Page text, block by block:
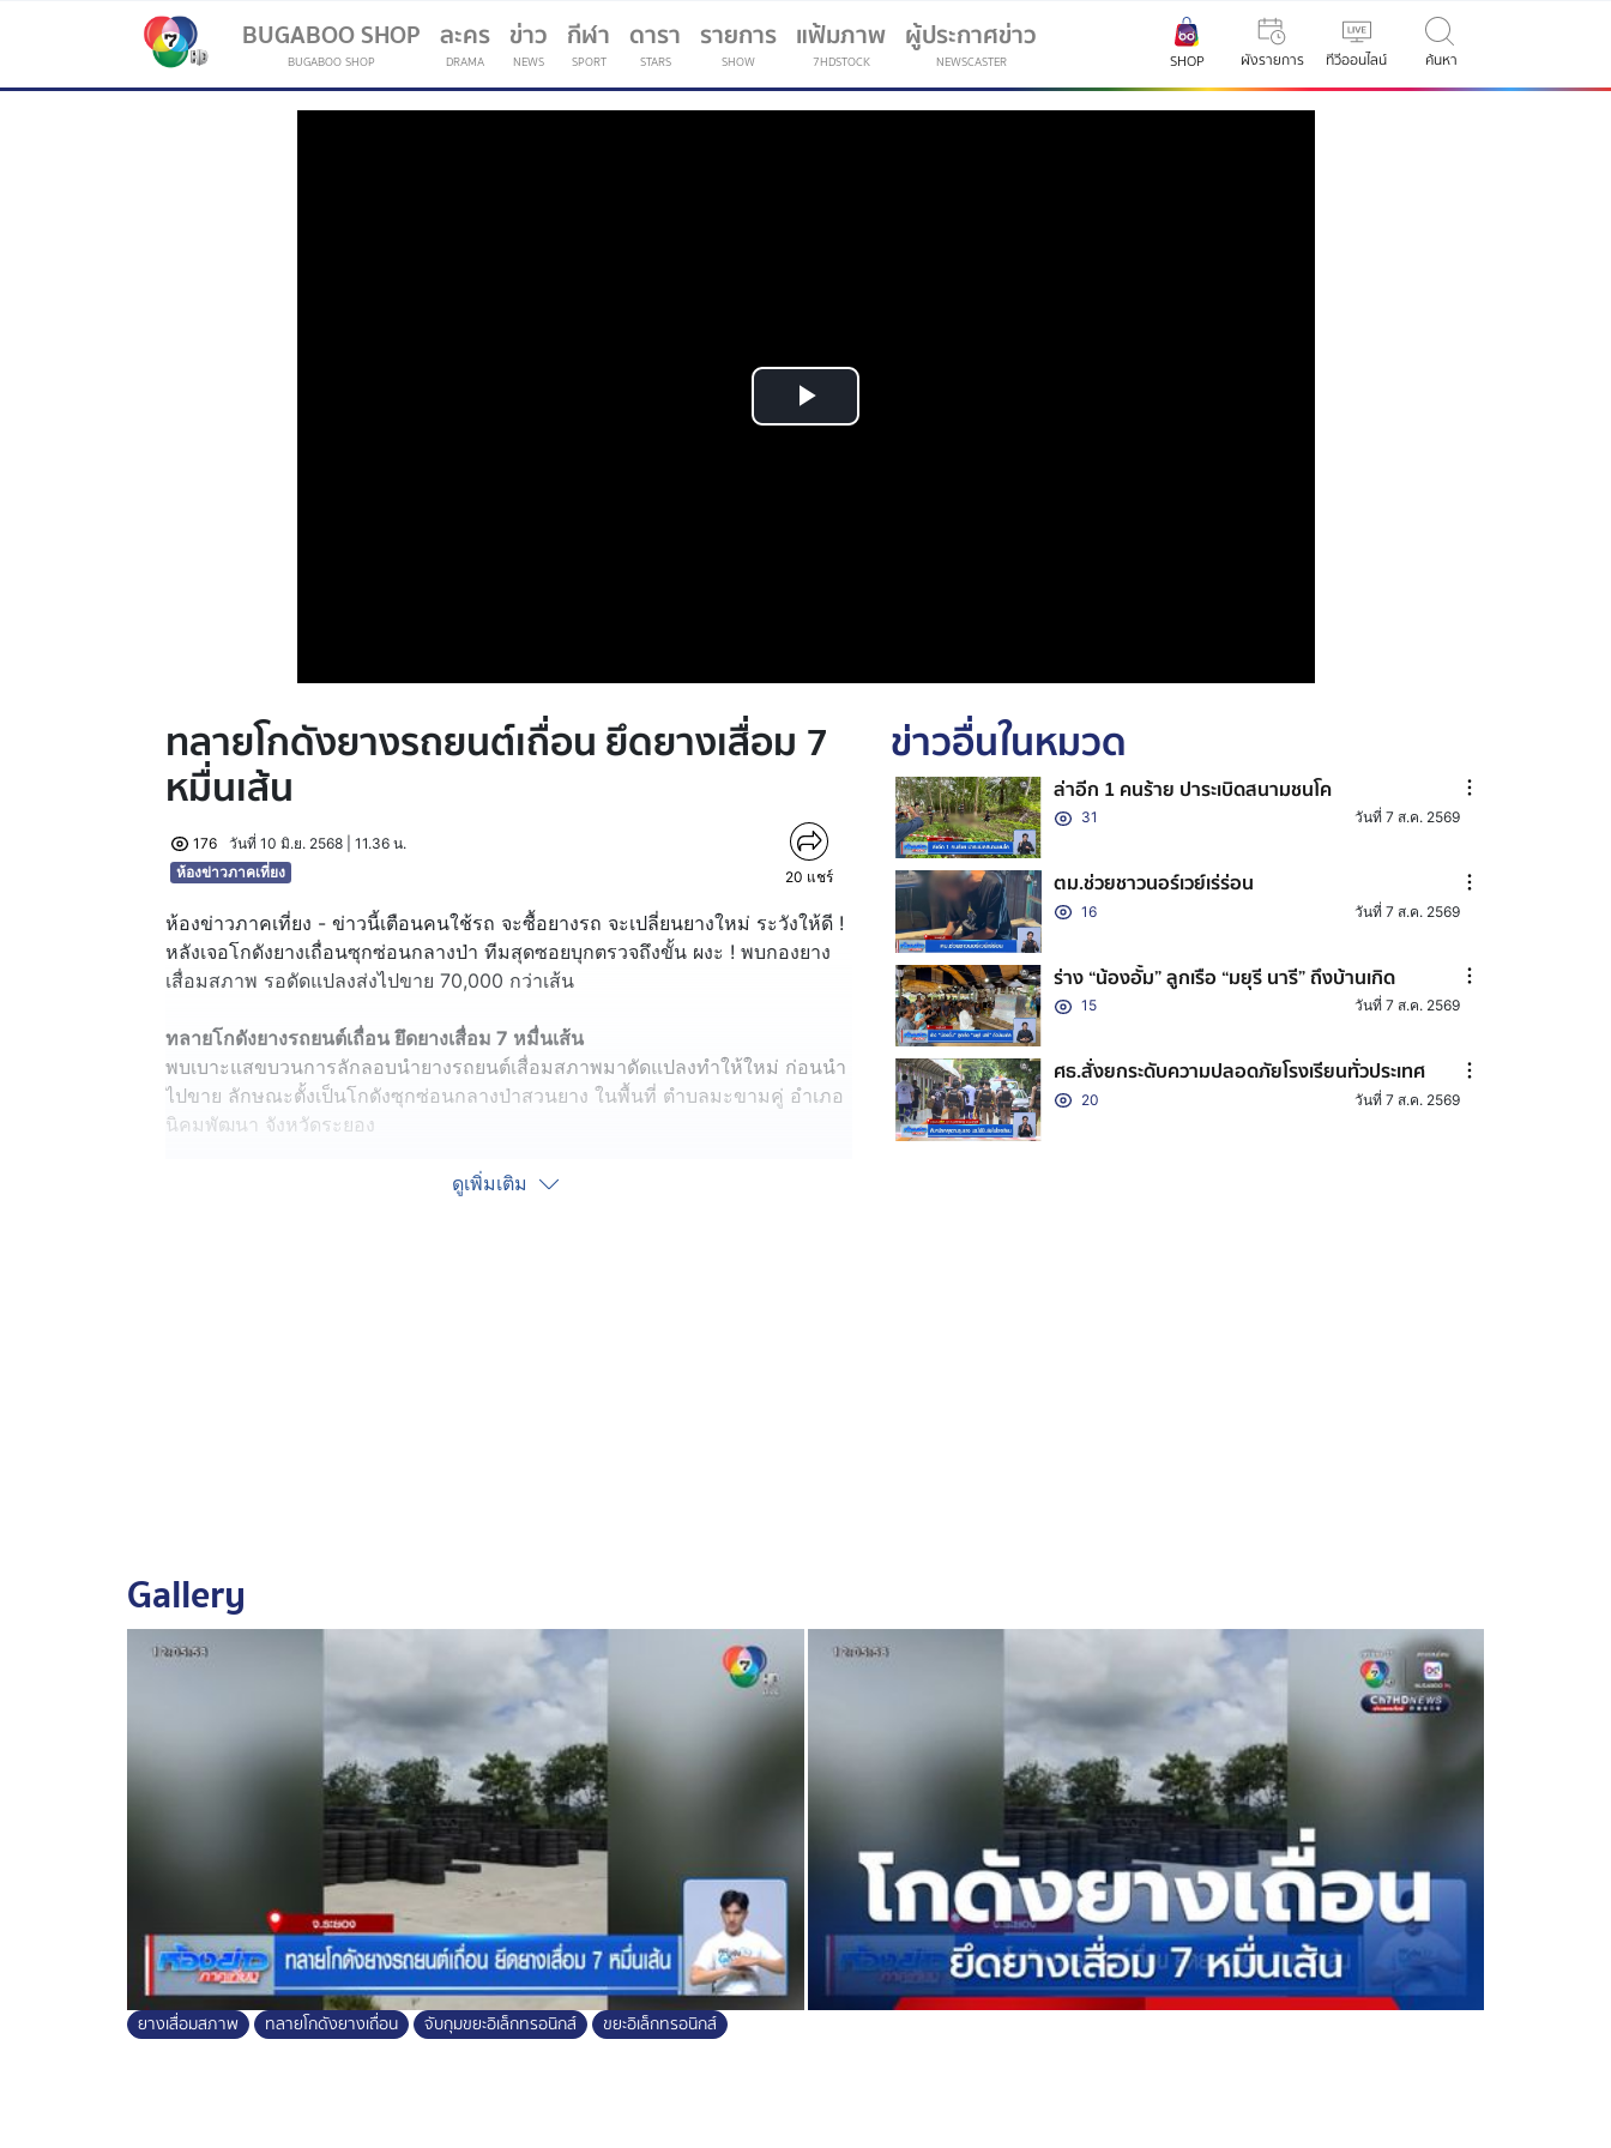
BUGABOO SHOP
BUGABOO SHOP
ละคร
DRAMA
ข่าว
NEWS
กีฬา
SPORT
(current)
ดารา
STARS
รายการ
SHOW
แฟ้มภาพ
7HDSTOCK
ผู้ประกาศข่าว
NEWSCASTER SHOP ผังรายการ ทีวีออนไลน์ ค้นหา
Play
ทลายโกดังยางรถยนต์เถื่อน ยึดยางเสื่อม 7
หมื่นเส้น
176
วันที่ 10 มิ.ย. 2568 | 11.36 น.
ห้องข่าวภาคเที่ยง
20 แชร์
ห้องข่าวภาคเที่ยง - ข่าวนี้เตือนคนใช้รถ จะซื้อยางรถ จะเปลี่ยนยางใหม่ ระวังให้ดี !
หลังเจอโกดังยางเถื่อนซุกซ่อนกลางป่า ทีมสุดซอยบุกตรวจถึงขั้น ผงะ ! พบกองยาง
เสื่อมสภาพ รอดัดแปลงส่งไปขาย 70,000 กว่าเส้น
ทลายโกดังยางรถยนต์เถื่อน ยึดยางเสื่อม 7 หมื่นเส้น
พบเบาะแสขบวนการลักลอบนำยางรถยนต์เสื่อมสภาพมาดัดแปลงทำให้ใหม่ ก่อนนำ
ไปขาย ลักษณะตั้งเป็นโกดังซุกซ่อนกลางป่าสวนยาง ในพื้นที่ ตำบลมะขามคู่ อำเภอ
นิคมพัฒนา จังหวัดระยอง
ช่วงจังหวะที่ทีมสุดซอย กระทรวงอุตสาหกรรม ลงพื้นที่ไปตรวจสอบ คนงานที่กำลัง
ซึ่งเจ้าของสถานที่เป็นคนไทย ให้ชาวจีนเช่าพื้นที่ ตอนนี้เจ้าของชาวจีน ออกนอก
ประเทศไปแล้ว ! ส่วนยางรถยนต์ส่วนใหญ่มีต้นทางมาจาก 4 บริษัทใน จังหวัดชลบุรี
ขณะนี้อยู่ระหว่างขยายผลดำเนินคดีกับบริษัทและผู้เกี่ยวข้องทั้งหมด พร้อมเตือนผู้
บริโภคหลีกเลี่ยงซื้อยางราคาถูกเกินจริงมาใช้งาน อาจเจอยางเถื่อน เสื่อมคุณภาพ
เสี่ยงชีวิตทุกครั้งที่ขับขี่ ยางอาจระเบิดเกิดอุบัติเหตุได้
น่ากังวล ไทยกลายเป็นถังขยะพิษโลก !
ส่วนอีกที่ ที่ท่าเรือกรุงเทพ หลายหน่วยงาน ไปตรวจสอบตู้คอนเทนเนอร์ต้องสงสัย 36
ตู้ที่นำเข้าจากประเทศโมร็อกโก อ้างว่าเป็น สังกะสีเข้มข้น (Zinc Concentrate) แต่
ผลตรวจกลับพบปนเปื้อนโลหะหนักอันตราย ของเสียเป็นพิษ เช่น ตะกั่ว แคดเมียม
และพลวง น้ำหนักรวมกว่า 736 ตัน เข้าข่ายผิดกฎหมาย และละเมิดข้อกำหนดตาม
อนุสัญญาบาเซล
ซึ่งของเสียทั้งหมดจะถูกส่งกลับประเทศต้นทางทันที และหน่วยงานที่เกี่ยวข้องจะ
ดูเพิ่มเติม
ข่าวอื่นในหมวด
ล่าอีก 1 คนร้าย ปาระเบิดสนามชนโค
31 วันที่ 7 ส.ค. 2569
ตม.ช่วยชาวนอร์เวย์เร่ร่อน
16 วันที่ 7 ส.ค. 2569
ร่าง “น้องอั้ม” ลูกเรือ “มยุรี นารี” ถึงบ้านเกิด
15 วันที่ 7 ส.ค. 2569
ศธ.สั่งยกระดับความปลอดภัยโรงเรียนทั่วประเทศ
20 วันที่ 7 ส.ค. 2569
Gallery
ยางเสื่อมสภาพ ทลายโกดังยางเถื่อน จับกุมขยะอิเล็กทรอนิกส์ ขยะอิเล็กทรอนิกส์